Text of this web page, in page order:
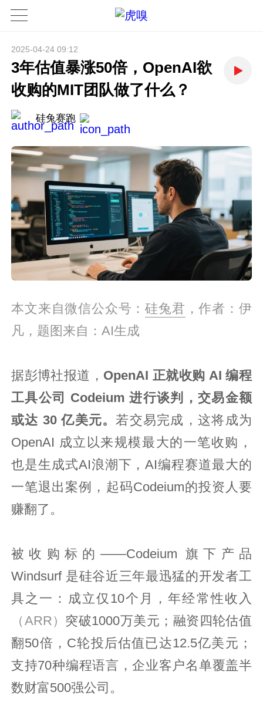
2025-04-24 09:12
3年估值暴涨50倍，OpenAI欲
收购的MIT团队做了什么？
硅兔赛跑
本文来自微信公众号：硅兔君 ，作者：伊
凡，题图来自：AI生成
据彭博社报道， OpenAI 正就收购 AI 编程
工具公司 Codeium 进行谈判，交易金额
或达 30 亿美元。若交易完成，这将成为
OpenAI 成立以来规模最大的一笔收购，
也是生成式AI浪潮下，AI编程赛道最大的
一笔退出案例，起码Codeium的投资人要
赚翻了。
被收购标的——Codeium 旗下产品
Windsurf 是硅谷近三年最迅猛的开发者工
具之一：成立仅10个月，年经常性收入
（ARR） 突破1000万美元；融资四轮估值
翻50倍，C轮投后估值已达12.5亿美元；
支持70种编程语言，企业客户名单覆盖半
数财富500强公司。